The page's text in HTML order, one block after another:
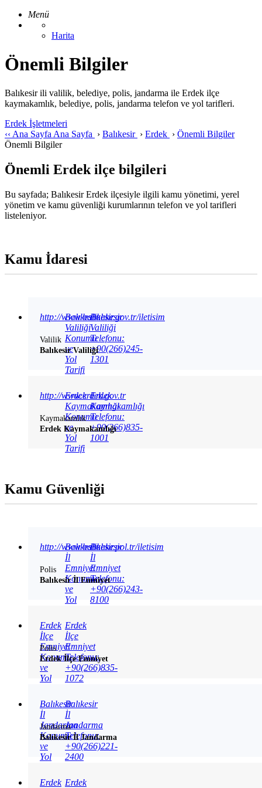
Menü
Harita
Önemli Bilgiler
Balıkesir ili valilik, belediye, polis, jandarma ile Erdek ilçe
kaymakamlık, belediye, polis, jandarma telefon ve yol tarifleri.
Erdek İşletmeleri
‹‹ Ana Sayfa Ana Sayfa › Balıkesir › Erdek › Önemli Bilgiler
Önemli Bilgiler
Önemli Erdek ilçe bilgileri
Bu sayfada; Balıkesir Erdek ilçesiyle ilgili kamu yönetimi, yerel
yönetim ve kamu güvenliği kurumlarının telefon ve yol tarifleri
listeleniyor.
Kamu İdaresi
http://www.balikesir.gov.tr/iletisim
Balıkesir
Valiliği
Konumu
ve
Yol
Tarifi
Balıkesir
Valiliği
Telefonu:
+90(266)245-
1301
Valilik
Balıkesir Valiliği
http://www.erdek.gov.tr
Erdek
Kaymakamlığı
Konumu
ve
Yol
Tarifi
Erdek
Kaymakamlığı
Telefonu:
+90(266)835-
1001
Kaymakamlık
Erdek Kaymakamlığı
Kamu Güvenliği
http://www.balikesir.pol.tr/iletisim
Balıkesir
İl
Emniyet
Konumu
ve
Yol
Balıkesir
İl
Emniyet
Telefonu:
+90(266)243-
8100
Polis
Balıkesir İl Emniyet
Erdek
İlçe
Emniyet
Konumu
ve
Yol
Erdek
İlçe
Emniyet
Telefonu:
+90(266)835-
1072
Polis
Erdek İlçe Emniyet
Balıkesir
İl
Jandarma
Konumu
ve
Yol
Balıkesir
İl
Jandarma
Telefonu:
+90(266)221-
2400
Jandarma
Balıkesir İl Jandarma
Erdek Erdek